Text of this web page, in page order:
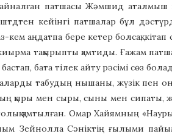
айналған патшасы Жәмшид
кейінгі патшалар бұл дәстүрді
аңдатпа бере кетер болсақ, кітап
тақырыпты қамтиды. Ғажам
бата тілек айту рәсімі сөз
табудың нышаны, жүзік пен
қыры мен сыры, сыны мен сипаты,
қамтылған. Омар Хайямның
Зейнолла Сәніктің ғылыми